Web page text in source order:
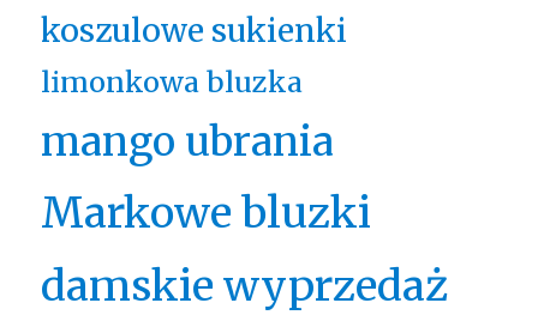
koszulowe sukienki
limonkowa bluzka
mango ubrania
Markowe bluzki
damskie wyprzedaż